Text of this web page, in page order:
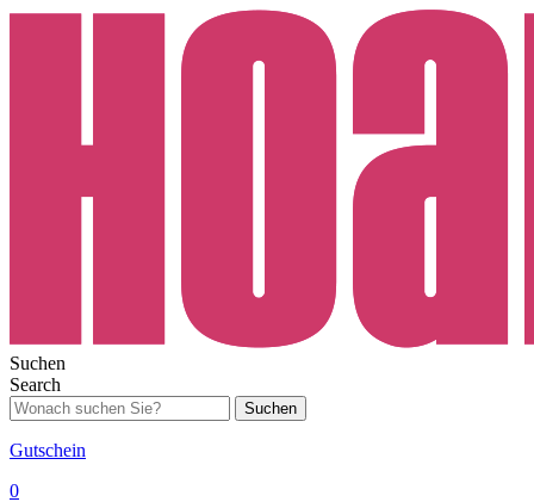
Suchen
Search
Suchen
Gutschein
0